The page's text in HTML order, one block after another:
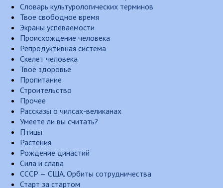
Словарь культурологических терминов
Твое свободное время
Экраны успеваемости
Происхождение человека
Репродуктивная система
Скелет человека
Твоё здоровье
Пропитание
Строительство
Прочее
Рассказы о чилсах-великанах
Умеете ли вы считать?
Птицы
Растения
Рождение династий
Сила и слава
СССР — США. Орбиты сотрудничества
Старт за стартом